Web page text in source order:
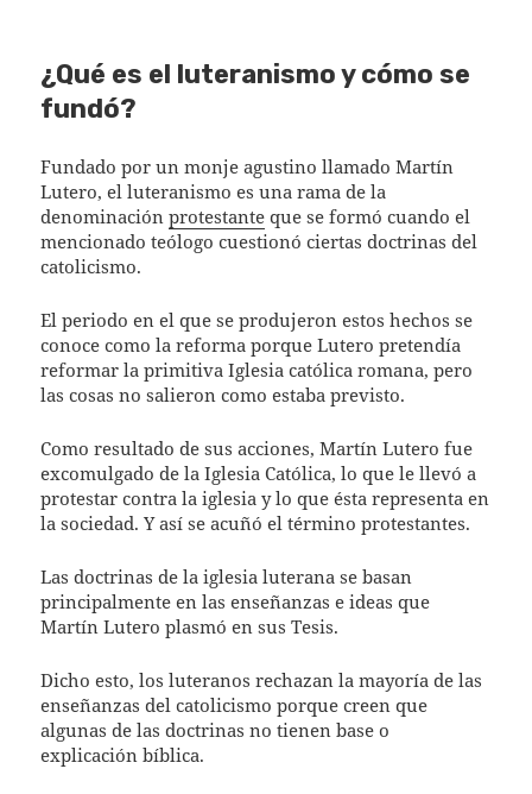
¿Qué es el luteranismo y cómo se
fundó?
Fundado por un monje agustino llamado Martín
Lutero, el luteranismo es una rama de la
denominaciónprotestante que se formó cuando el
mencionado teólogo cuestionó ciertas doctrinas del
catolicismo.
El periodo en el que se produjeron estos hechos se
conoce como la reforma porque Lutero pretendía
reformar la primitiva Iglesia católica romana, pero
las cosas no salieron como estaba previsto.
Como resultado de sus acciones, Martín Lutero fue
excomulgado de la Iglesia Católica, lo que le llevó a
protestar contra la iglesia y lo que ésta representa en
la sociedad. Y así se acuñó el término protestantes.
Las doctrinas de la iglesia luterana se basan
principalmente en las enseñanzas e ideas que
Martín Lutero plasmó en sus Tesis.
Dicho esto, los luteranos rechazan la mayoría de las
enseñanzas del catolicismo porque creen que
algunas de las doctrinas no tienen base o
explicación bíblica.